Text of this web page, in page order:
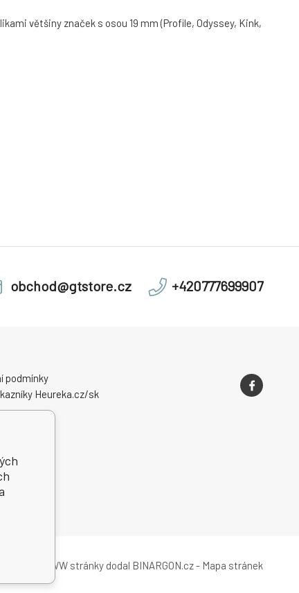
většiny značek s osou 19 mm (Profile, Odyssey, Kink,
obchod@gtstore.cz +420777699907
podmínky
Heureka.cz/sk
WWW stránky dodal BINARGON.cz- Mapa stránek